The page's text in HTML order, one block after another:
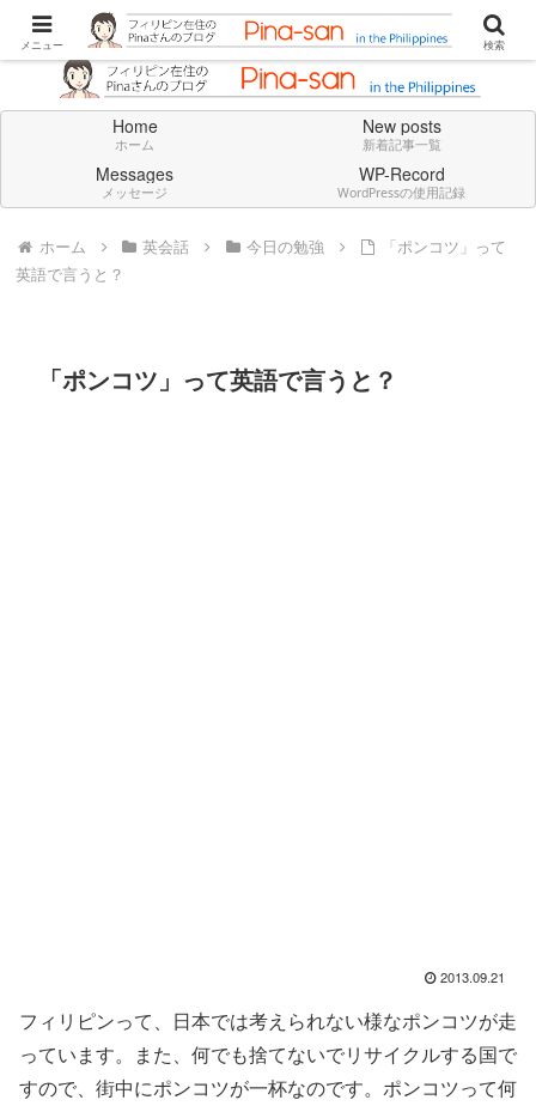
Don't think deeply. Feel always in English.
Home
ホーム
New posts
新着記事一覧
Messages
メッセージ
WP-Record
WordPressの使用記録
ホーム 英会話 今日の勉強
「ポンコツ」って
英語で言うと？
「ポンコツ」って英語で言うと？
2013.09.21
フィリピンって、日本では考えられない様なポンコツが走
っています。また、何でも捨てないでリサイクルする国で
すので、街中にポンコツが一杯なのです。ポンコツって何
メニュー 検索